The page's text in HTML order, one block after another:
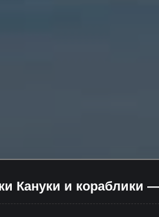
Кануки и кораблики